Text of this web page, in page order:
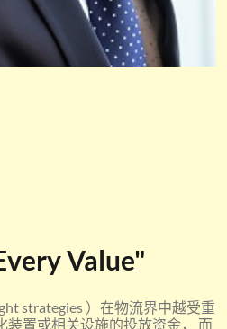
Value"
strategies ）在物流界中越受重
装置或相关设施的投放资金， 而